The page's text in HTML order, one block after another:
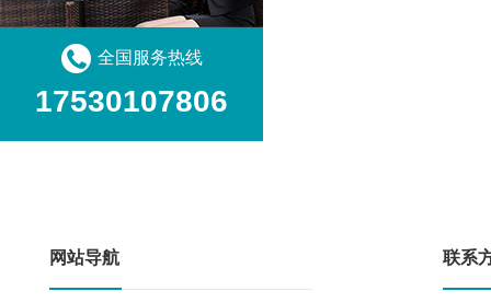
全国服务热线
17530107806
网站导航 联系